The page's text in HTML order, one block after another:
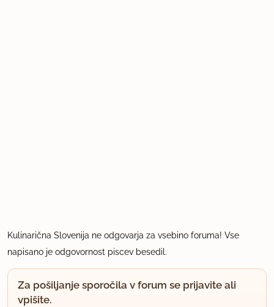
Kulinarična Slovenija ne odgovarja za vsebino foruma! Vse
napisano je odgovornost piscev besedil.
Za pošiljanje sporočila v forum se prijavite ali
vpišite.